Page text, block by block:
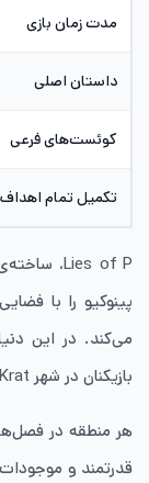
مدت زمان بازی
داستان اصلی
کوئست‌های فرعی
تکمیل تمام
می‌کند. در این
بازیکنان در شهر Krat به ماجراجویی می‌پردازند.
هر منطقه در
قدرتمند و